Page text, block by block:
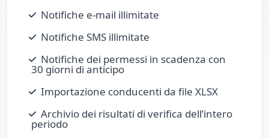
Notifiche e‑mail illimitate
Notifiche SMS illimitate
Notifiche dei permessi in scadenza con
30 giorni di anticipo
Importazione conducenti da file XLSX
Archivio dei risultati di verifica dell’intero
periodo